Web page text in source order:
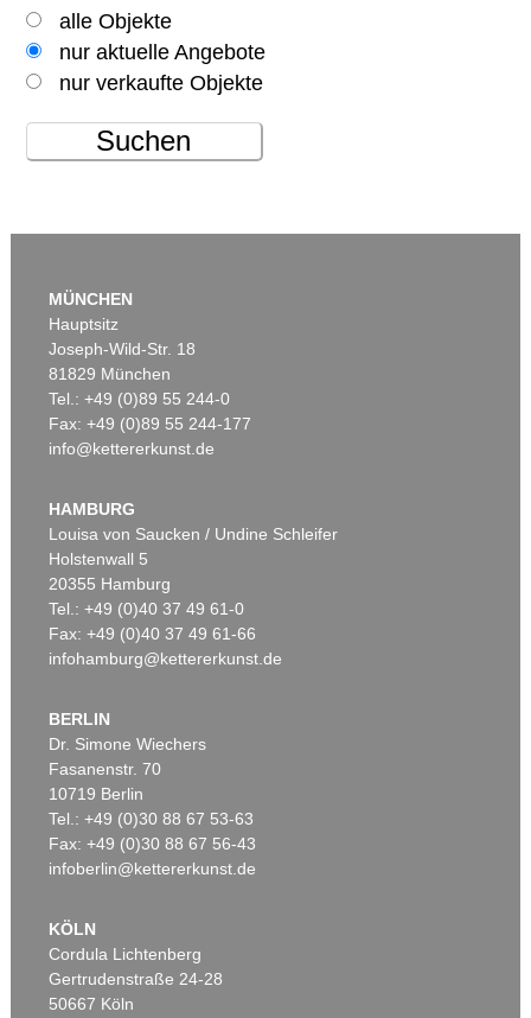
alle Objekte
nur aktuelle Angebote
nur verkaufte Objekte
Suchen
MÜNCHEN
Hauptsitz
Joseph-Wild-Str. 18
81829 München
Tel.: +49 (0)89 55 244-0
Fax: +49 (0)89 55 244-177
info@kettererkunst.de
HAMBURG
Louisa von Saucken / Undine Schleifer
Holstenwall 5
20355 Hamburg
Tel.: +49 (0)40 37 49 61-0
Fax: +49 (0)40 37 49 61-66
infohamburg@kettererkunst.de
BERLIN
Dr. Simone Wiechers
Fasanenstr. 70
10719 Berlin
Tel.: +49 (0)30 88 67 53-63
Fax: +49 (0)30 88 67 56-43
infoberlin@kettererkunst.de
KÖLN
Cordula Lichtenberg
Gertrudenstraße 24-28
50667 Köln